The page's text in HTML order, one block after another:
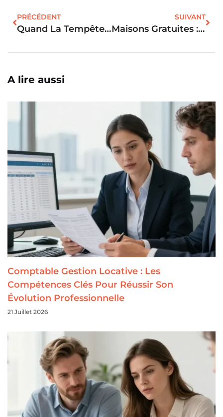
PRÉCÉDENT
Quand La Tempête Économique Redessine Le Paysage Immobilier : Ce Qu’il Faut Savoir
SUIVANT
Maisons Gratuites : Découvrez Comment En Obtenir Une Sans Débourser Un Centime !
A lire aussi
Comptable Gestion Locative : Les
Compétences Clés Pour Réussir Son
Évolution Professionnelle
21 Juillet 2026